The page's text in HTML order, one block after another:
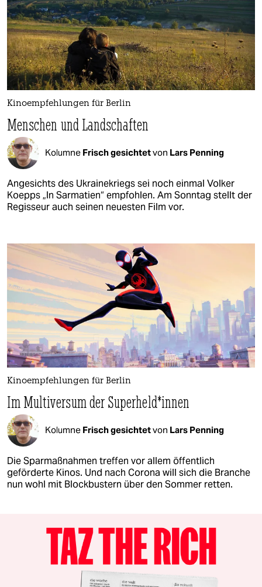
Kinoempfehlungen für Berlin
Menschen und Landschaften
Kolumne Frisch gesichtetvon Lars Penning
Angesichts des Ukrainekriegs sei noch einmal Volker
Koepps „ln Sarmatien“ empfohlen. Am Sonntag stellt der
Regisseur auch seinen neuesten Film vor.
Kinoempfehlungen für Berlin
Im Multiversum der Su­per­hel­d*in­nen
Kolumne Frisch gesichtetvon Lars Penning
Die Sparmaßnahmen treffen vor allem öffentlich
geförderte Kinos. Und nach Corona will sich die Branche
nun wohl mit Blockbustern über den Sommer retten.